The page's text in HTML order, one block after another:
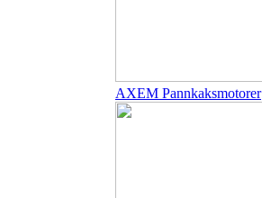
AXEM Pannkaksmotorer